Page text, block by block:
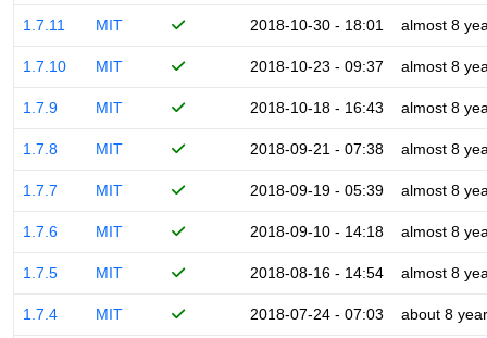
1.7.11 MIT 2018-10-30 - 18:01 almost 8
1.7.10 MIT 2018-10-23 - 09:37 almost 8
1.7.9 MIT 2018-10-18 - 16:43 almost 8
1.7.8 MIT 2018-09-21 - 07:38 almost 8
1.7.7 MIT 2018-09-19 - 05:39 almost 8
1.7.6 MIT 2018-09-10 - 14:18 almost 8
1.7.5 MIT 2018-08-16 - 14:54 almost 8
1.7.4 MIT 2018-07-24 - 07:03 about 8